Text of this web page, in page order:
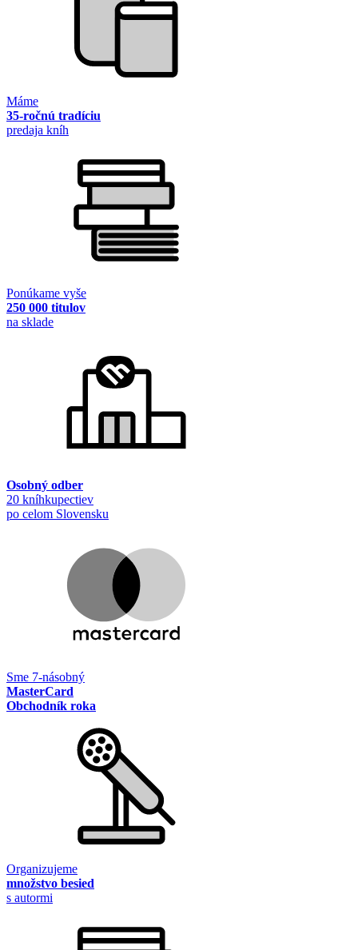
Máme
35-ročnú tradíciu
predaja kníh
Ponúkame vyše
250 000 titulov
na sklade
Osobný odber
20 kníhkupectiev
po celom Slovensku
Sme 7-násobný
MasterCard
Obchodník roka
Organizujeme
množstvo besied
s autormi